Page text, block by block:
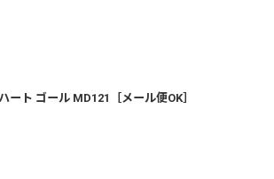
ート ゴール MD121［メール便OK］